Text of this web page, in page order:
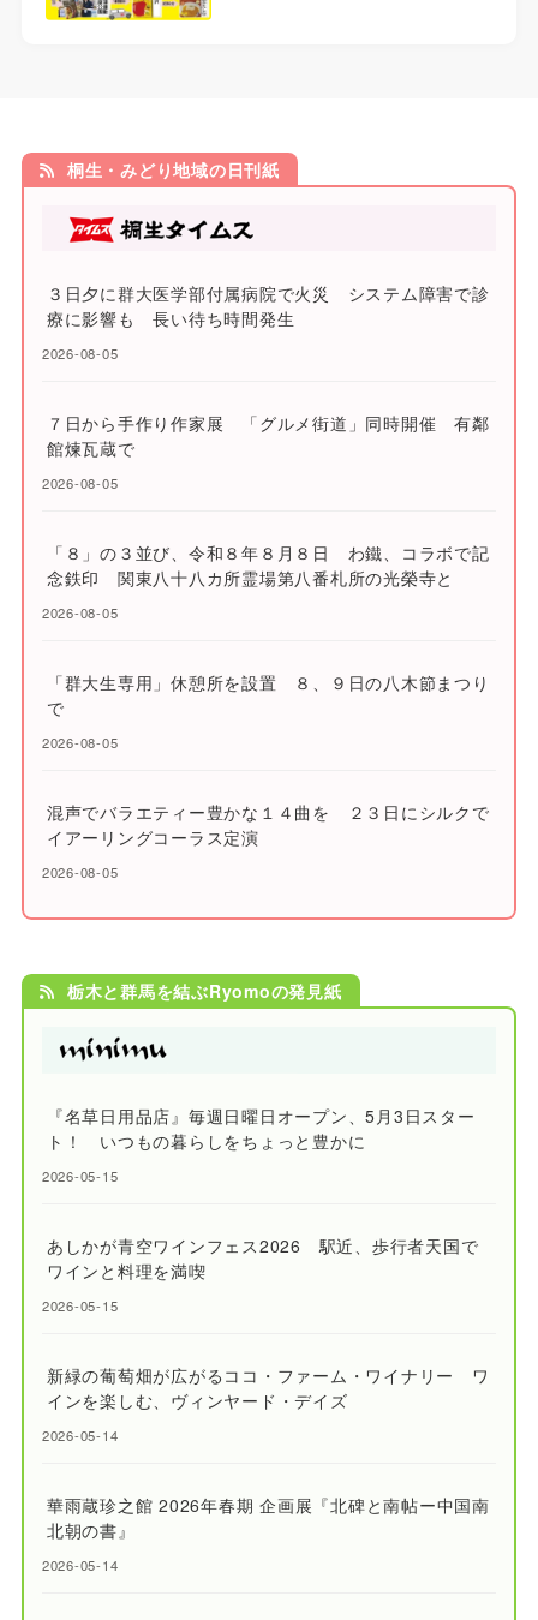
桐生・みどり地域の日刊紙
３日夕に群大医学部付属病院で火災 システム障害で診
療に影響も 長い待ち時間発生
2026-08-05
７日から手作り作家展 「グルメ街道」同時開催 有鄰
館煉瓦蔵で
2026-08-05
「８」の３並び、令和８年８月８日 わ鐵、コラボで記
念鉄印 関東八十八カ所霊場第八番札所の光榮寺と
2026-08-05
「群大生専用」休憩所を設置 ８、９日の八木節まつり
で
2026-08-05
混声でバラエティー豊かな１４曲を ２３日にシルクで
イアーリングコーラス定演
2026-08-05
栃木と群馬を結ぶRyomoの発見紙
『名草日用品店』毎週日曜日オープン、5月3日スター
ト！ いつもの暮らしをちょっと豊かに
2026-05-15
あしかが青空ワインフェス2026 駅近、歩行者天国で
ワインと料理を満喫
2026-05-15
新緑の葡萄畑が広がるココ・ファーム・ワイナリー ワ
インを楽しむ、ヴィンヤード・デイズ
2026-05-14
華雨蔵珍之館 2026年春期 企画展『北碑と南帖ー中国南
北朝の書』
2026-05-14